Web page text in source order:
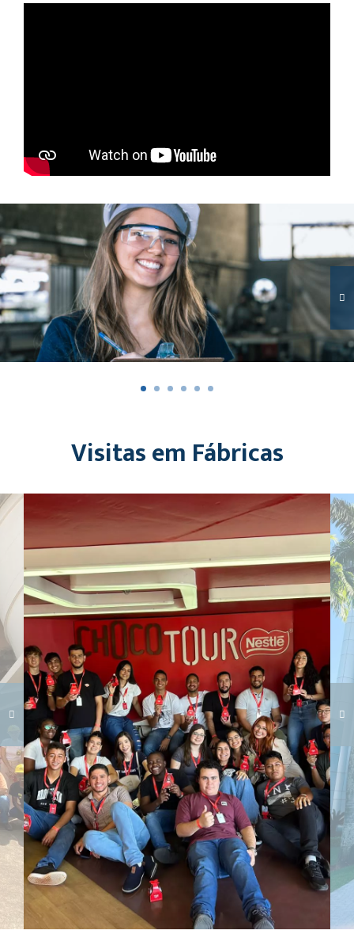
Visitas em Fábricas
Carregando galeria...